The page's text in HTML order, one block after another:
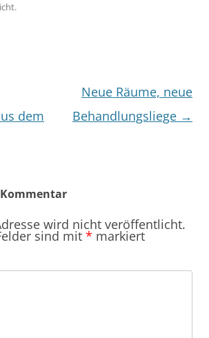
dem
Neue Räume, neue
Behandlungsliege →
wird nicht veröffentlicht.
sind mit * markiert